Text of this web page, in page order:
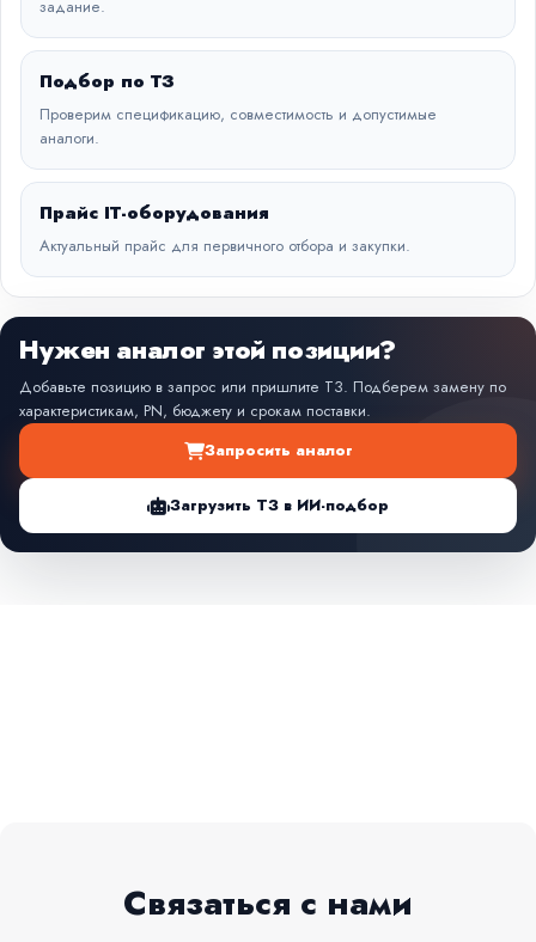
задание.
Подбор по ТЗ
Проверим спецификацию, совместимость и допустимые
аналоги.
Прайс IT-оборудования
Актуальный прайс для первичного отбора и закупки.
Нужен аналог этой позиции?
Добавьте позицию в запрос или пришлите ТЗ. Подберем замену по
характеристикам, PN, бюджету и срокам поставки.
Запросить аналог
Загрузить ТЗ в ИИ-подбор
Связаться с нами